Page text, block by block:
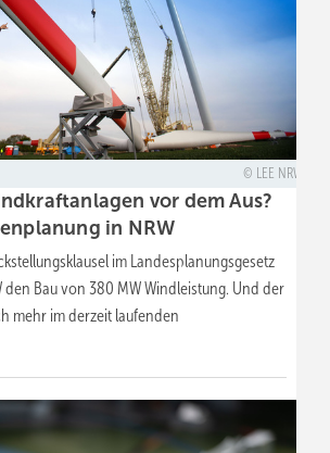
LEE NRW
vor dem Aus?
in NRW
im Landesplanungsgesetz
den Bau von 380 MW Windleistung. Und der
mehr im derzeit laufenden